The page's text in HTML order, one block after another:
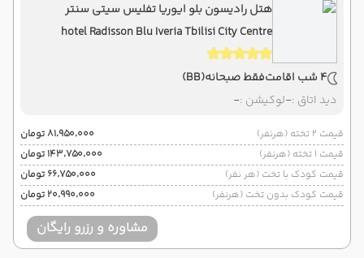
هتل رادیسون بلو ایوریا تفلیس سیتی سنتر
hotel Radisson Blu Iveria Tbilisi City Centre
4 شب اقامت فقط صبحانه(BB)
دید اتاق :-لوکیشن :-
قیمت 2 تخته (هرنفر)
۸۱٬۹۵۰٬۰۰۰ تومان
قیمت 1 تخته (هرنفر)
۱۴۳٬۷۵۰٬۰۰۰ تومان
قیمت کودک با تخت (هر نفر)
۶۶٬۷۵۰٬۰۰۰ تومان
قیمت کودک بدون تخت (هرنفر)
۲۰٬۹۹۰٬۰۰۰ تومان
مشاوره و رزرو رایگان